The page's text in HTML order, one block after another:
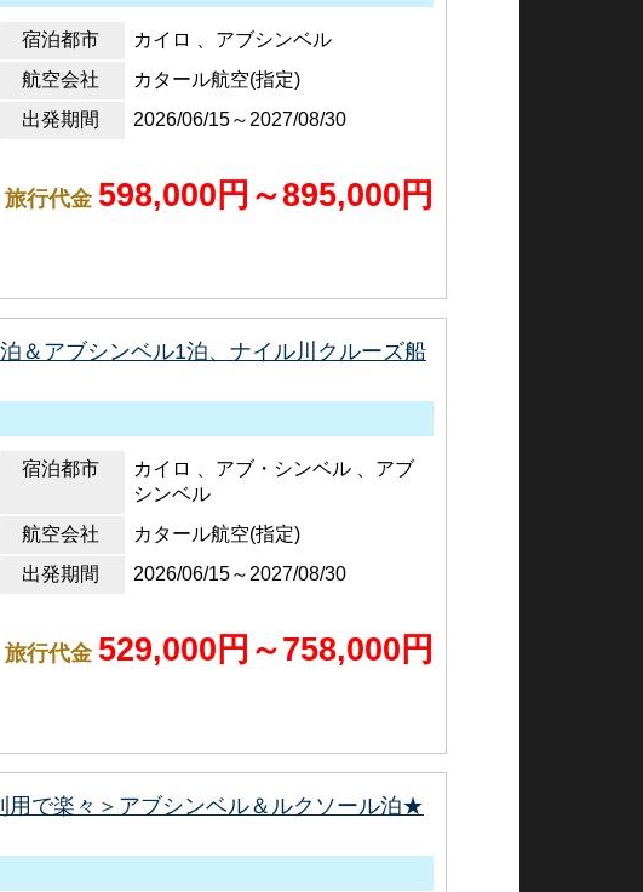
宿泊都市
カイロ 、アブシンベル
航空会社
カタール航空(指定)
出発期間
2026/06/15～2027/08/30
旅行代金 598,000円～895,000円
＆アブシンベル1泊、ナイル川クルーズ船
宿泊都市
カイロ 、アブ・シンベル 、アブ
シンベル
航空会社
カタール航空(指定)
出発期間
2026/06/15～2027/08/30
旅行代金 529,000円～758,000円
用で楽々＞アブシンベル＆ルクソール泊★